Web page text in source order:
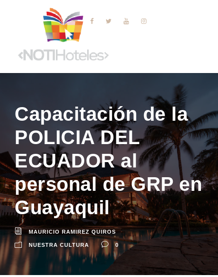
Capacitación de la
POLICIA DEL
ECUADOR al
personal de GRP en
Guayaquil
MAURICIO RAMIREZ QUIROS
NUESTRA CULTURA 0